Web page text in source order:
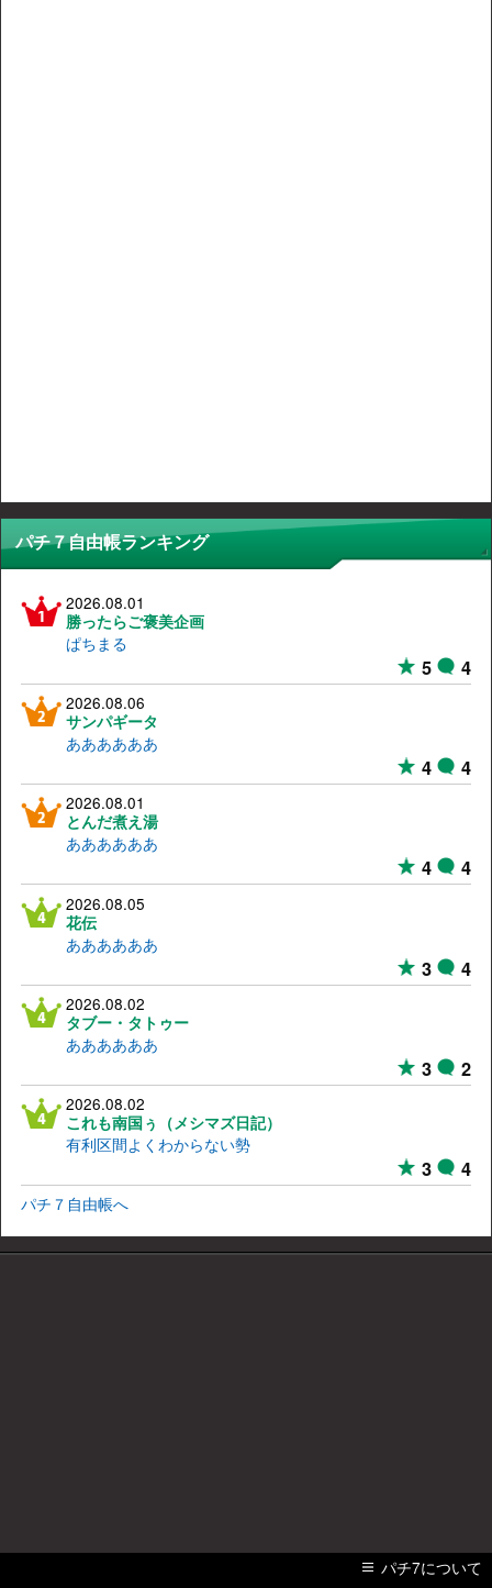
パチ７自由帳ランキング
2026.08.01
勝ったらご褒美企画
ぱちまる
5 4
2026.08.06
サンパギータ
ああああああ
4 4
2026.08.01
とんだ煮え湯
ああああああ
4 4
2026.08.05
花伝
ああああああ
3 4
2026.08.02
タブー・タトゥー
ああああああ
3 2
2026.08.02
これも南国ぅ（メシマズ日記）
有利区間よくわからない勢
3 4
パチ７自由帳へ
パチ7について